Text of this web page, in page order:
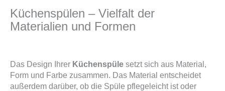
Küchenspülen – Vielfalt der
Materialien und Formen
Das Design Ihrer Küchenspüle setzt sich aus Material,
Form und Farbe zusammen. Das Material entscheidet
außerdem darüber, ob die Spüle pflegeleicht ist oder